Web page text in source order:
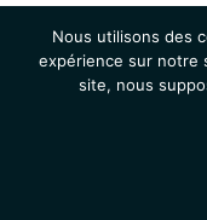
Nous utilisons des
expérience sur notre
site, nous